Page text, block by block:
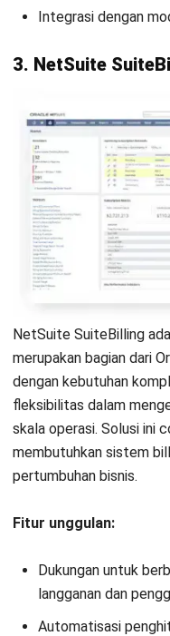
Apakah ERP
Nabila
Author
Nabila sudah
selama lebih
ERP. Dalam
meliputi
bisnis, serta
efisiensi dan
Jennifer
Head of
Jennifer
memiliki gelar
University dan
of Accounting
Pengalaman
serta
finansial dan
perusahaan di